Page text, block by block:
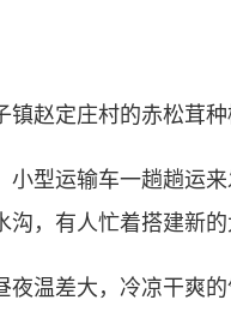
定庄村的赤松茸种
运输车一趟趟运来
，有人忙着搭建新
差大，冷凉干爽的